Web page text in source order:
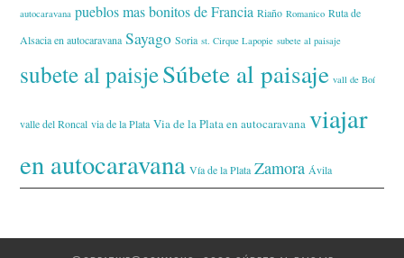
autocaravana pueblos mas bonitos de Francia Riaño Romanico Ruta de
Alsacia en autocaravana Sayago Soria st. Cirque Lapopie subete al paisaje
subete al paisjeSúbete al paisaje vall de Boí
valle del Roncal via de la Plata Via de la Plata en autocaravana viajar
en autocaravana Vía de la Plata Zamora Ávila